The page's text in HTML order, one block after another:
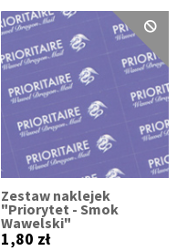
Zestaw naklejek
"Priorytet - Smok
Wawelski"
1,80 zł